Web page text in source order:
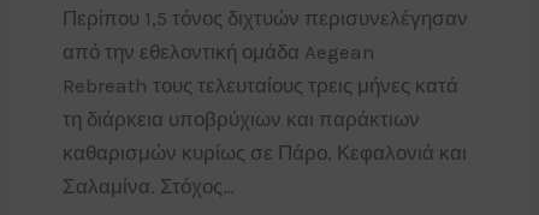
Περίπου 1,5 τόνος διχτυών περισυνελέγησαν
από την εθελοντική ομάδα Aegean
Rebreath τους τελευταίους τρεις μήνες κατά
τη διάρκεια υποβρύχιων και παράκτιων
καθαρισμών κυρίως σε Πάρο, Κεφαλονιά και
Σαλαμίνα. Στόχος…